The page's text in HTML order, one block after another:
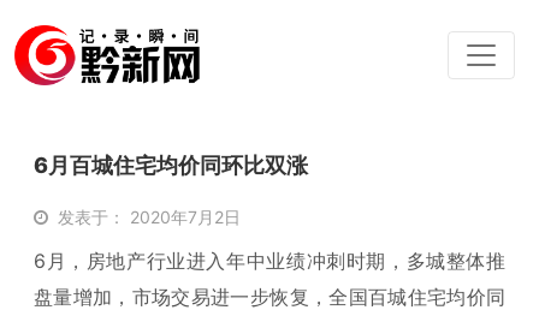
6月百城住宅均价同环比双涨
发表于： 2020年7月2日
6月，房地产行业进入年中业绩冲刺时期，多城整体推
盘量增加，市场交易进一步恢复，全国百城住宅均价同